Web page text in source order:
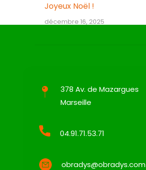
Joyeux Noël !
décembre 16, 2025
378 Av. de Mazargues
Marseille
04.91.71.53.71
obradys@obradys.com